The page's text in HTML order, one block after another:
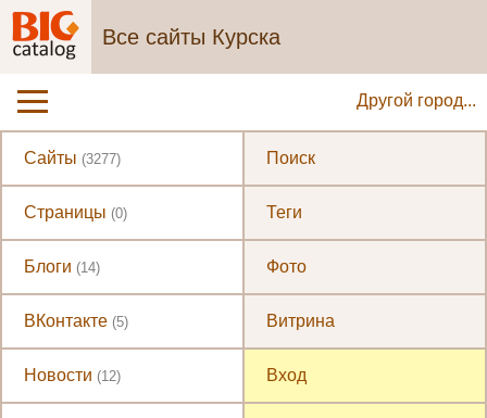
Все сайты Курска
Другой город...
Сайты (3277)
Страницы (0)
Блоги (14)
ВКонтакте (5)
Новости (12)
Поиск
Теги
Фото
Витрина
Вход